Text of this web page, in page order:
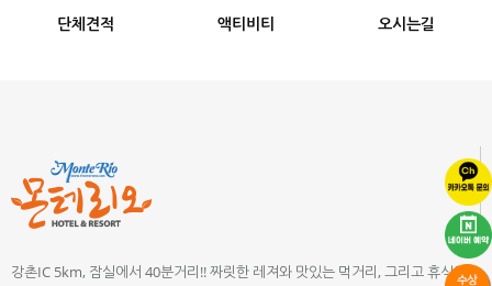
단체견적 액티비티 오시는길
강촌IC 5km, 잠실에서 40분거리!! 짜릿한 레져와 맛있는 먹거리, 그리고 휴식이